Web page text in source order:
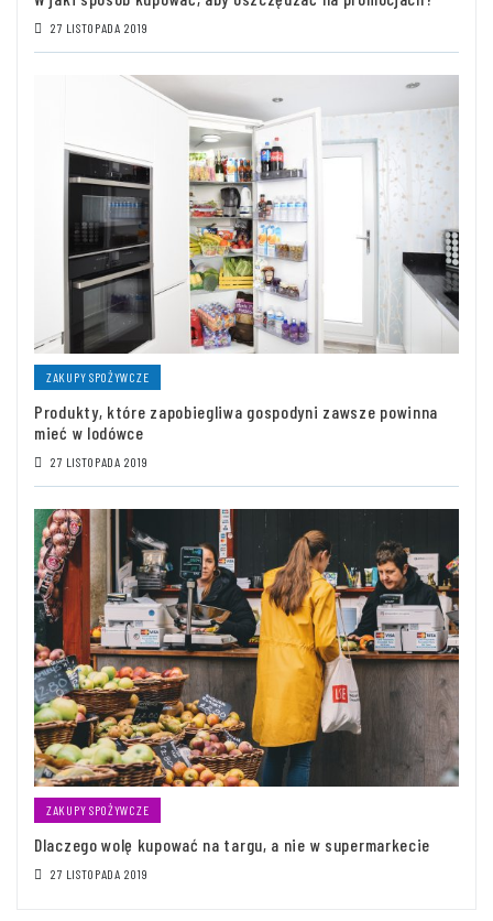
27 LISTOPADA 2019
ZAKUPY SPOŻYWCZE
Produkty, które zapobiegliwa gospodyni zawsze powinna
mieć w lodówce
27 LISTOPADA 2019
ZAKUPY SPOŻYWCZE
Dlaczego wolę kupować na targu, a nie w supermarkecie
27 LISTOPADA 2019